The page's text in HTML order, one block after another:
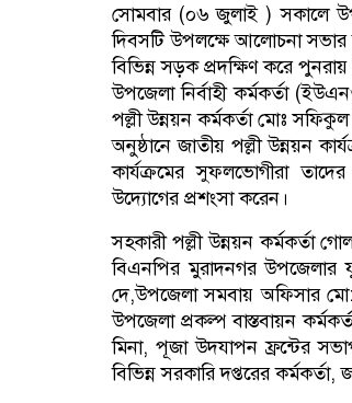
সোমবার (০৬ জুলাই ) সকালে
দিবসটি উপলক্ষে আলোচনা
বিভিন্ন সড়ক প্রদক্ষিণ করে
উপজেলা নির্বাহী কর্মকর্তা
পল্লী উন্নয়ন কর্মকর্তা মোঃ
অনুষ্ঠানে জাতীয় পল্লী উন্নয়ন
কার্যক্রমের সুফলভোগীরা
উদ্যোগের প্রশংসা করেন।
সহকারী পল্লী উন্নয়ন কর্মকর্তা
বিএনপির মুরাদনগর উপজেলার
দে,উপজেলা সমবায় অফিসার
উপজেলা প্রকল্প বাস্তবায়ন
মিনা, পূজা উদযাপন ফ্রন্টের
বিভিন্ন সরকারি দপ্তরের